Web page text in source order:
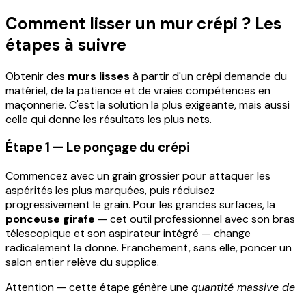
Comment lisser un mur crépi ? Les
étapes à suivre
Obtenir des murs lisses à partir d'un crépi demande du
matériel, de la patience et de vraies compétences en
maçonnerie. C'est la solution la plus exigeante, mais aussi
celle qui donne les résultats les plus nets.
Étape 1 — Le ponçage du crépi
Commencez avec un grain grossier pour attaquer les
aspérités les plus marquées, puis réduisez
progressivement le grain. Pour les grandes surfaces, la
ponceuse girafe — cet outil professionnel avec son bras
télescopique et son aspirateur intégré — change
radicalement la donne. Franchement, sans elle, poncer un
salon entier relève du supplice.
Attention — cette étape génère une quantité massive de